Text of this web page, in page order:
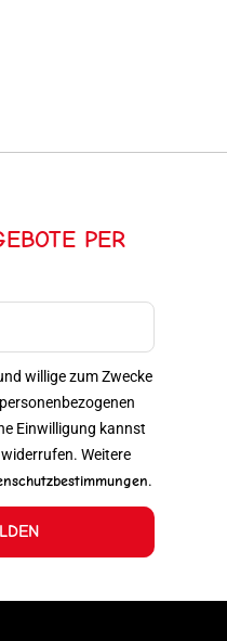
PER
willige zum Zwecke
Einwilligung kannst
Weitere
.